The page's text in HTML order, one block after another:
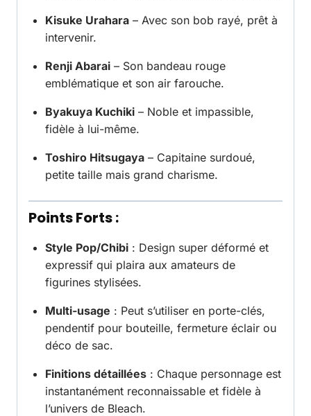
Kisuke Urahara – Avec son bob rayé, prêt à
intervenir.
Renji Abarai – Son bandeau rouge
emblématique et son air farouche.
Byakuya Kuchiki – Noble et impassible,
fidèle à lui-même.
Toshiro Hitsugaya – Capitaine surdoué,
petite taille mais grand charisme.
Points Forts :
Style Pop/Chibi : Design super déformé et
expressif qui plaira aux amateurs de
figurines stylisées.
Multi-usage : Peut s’utiliser en porte-clés,
pendentif pour bouteille, fermeture éclair ou
déco de sac.
Finitions détaillées : Chaque personnage est
instantanément reconnaissable et fidèle à
l’univers de Bleach.